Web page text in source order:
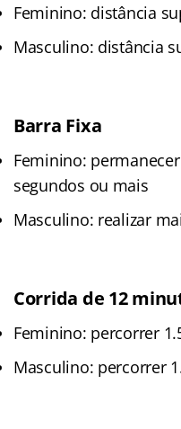
Feminino: distância
Masculino: distância
Barra Fixa
Feminino:
segundos ou mais
Masculino: realizar
Corrida de 12
Feminino: percorrer
Masculino: percorrer